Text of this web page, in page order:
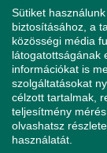
© Online
Ha mentálisan
forduljon a
Sütiket
biztosításához, a
közösségi média
látogatottságának
információkat is
szolgáltatásokat
célzott tartalmak,
teljesítmény
olvashatsz
használatát.